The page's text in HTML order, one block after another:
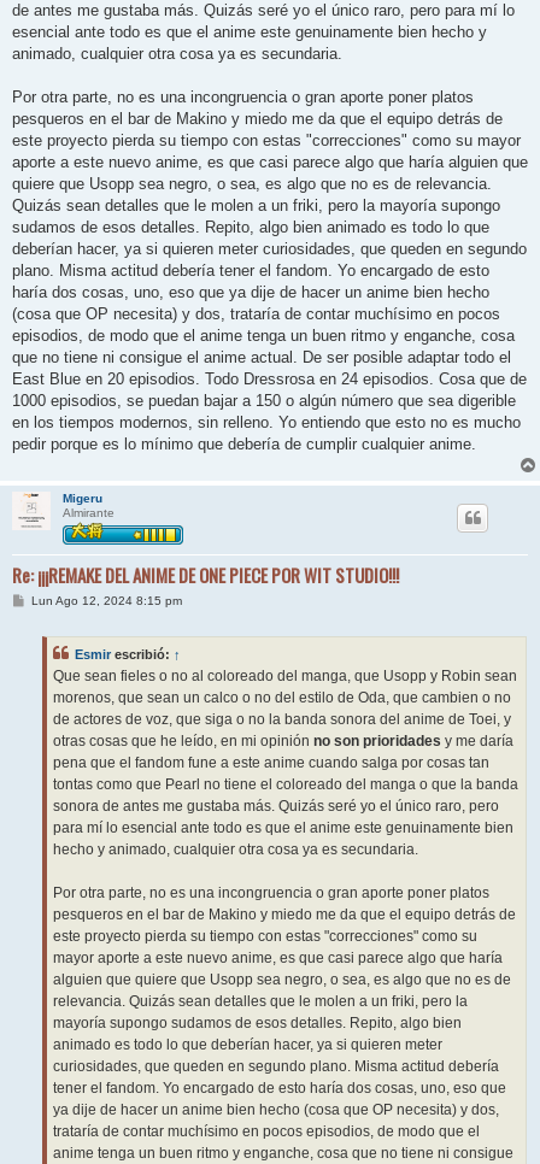
de antes me gustaba más. Quizás seré yo el único raro, pero para mí lo
esencial ante todo es que el anime este genuinamente bien hecho y
animado, cualquier otra cosa ya es secundaria.
Por otra parte, no es una incongruencia o gran aporte poner platos
pesqueros en el bar de Makino y miedo me da que el equipo detrás de
este proyecto pierda su tiempo con estas "correcciones" como su mayor
aporte a este nuevo anime, es que casi parece algo que haría alguien que
quiere que Usopp sea negro, o sea, es algo que no es de relevancia.
Quizás sean detalles que le molen a un friki, pero la mayoría supongo
sudamos de esos detalles. Repito, algo bien animado es todo lo que
deberían hacer, ya si quieren meter curiosidades, que queden en segundo
plano. Misma actitud debería tener el fandom. Yo encargado de esto
haría dos cosas, uno, eso que ya dije de hacer un anime bien hecho
(cosa que OP necesita) y dos, trataría de contar muchísimo en pocos
episodios, de modo que el anime tenga un buen ritmo y enganche, cosa
que no tiene ni consigue el anime actual. De ser posible adaptar todo el
East Blue en 20 episodios. Todo Dressrosa en 24 episodios. Cosa que de
1000 episodios, se puedan bajar a 150 o algún número que sea digerible
en los tiempos modernos, sin relleno. Yo entiendo que esto no es mucho
pedir porque es lo mínimo que debería de cumplir cualquier anime.
Migeru
Almirante
Re: ¡¡¡REMAKE DEL ANIME DE ONE PIECE POR WIT STUDIO!!!
MLun Ago 12, 2024 8:15 pm
Esmir escribió: ↑
Que sean fieles o no al coloreado del manga, que Usopp y Robin sean
morenos, que sean un calco o no del estilo de Oda, que cambien o no
de actores de voz, que siga o no la banda sonora del anime de Toei, y
otras cosas que he leído, en mi opinión no son prioridades y me daría
pena que el fandom fune a este anime cuando salga por cosas tan
tontas como que Pearl no tiene el coloreado del manga o que la banda
sonora de antes me gustaba más. Quizás seré yo el único raro, pero
para mí lo esencial ante todo es que el anime este genuinamente bien
hecho y animado, cualquier otra cosa ya es secundaria.
Por otra parte, no es una incongruencia o gran aporte poner platos
pesqueros en el bar de Makino y miedo me da que el equipo detrás de
este proyecto pierda su tiempo con estas "correcciones" como su
mayor aporte a este nuevo anime, es que casi parece algo que haría
alguien que quiere que Usopp sea negro, o sea, es algo que no es de
relevancia. Quizás sean detalles que le molen a un friki, pero la
mayoría supongo sudamos de esos detalles. Repito, algo bien
animado es todo lo que deberían hacer, ya si quieren meter
curiosidades, que queden en segundo plano. Misma actitud debería
tener el fandom. Yo encargado de esto haría dos cosas, uno, eso que
ya dije de hacer un anime bien hecho (cosa que OP necesita) y dos,
trataría de contar muchísimo en pocos episodios, de modo que el
anime tenga un buen ritmo y enganche, cosa que no tiene ni consigue